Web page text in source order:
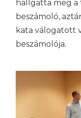
hallgatta meg a
beszámoló,
kata válogatott
beszámolója.